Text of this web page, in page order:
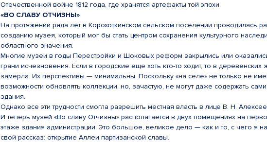
Отечественной войне 1812 года, где хранятся артефакты той эпохи.
«ВО СЛАВУ ОТЧИЗНЫ»
На протяжении ряда лет в Корохоткинском сельском поселении проводилась
созданию музея, который мог бы стать центром сохранения культурного
областного значения.
Многие музеи в годы Перестройки и Шоковых реформ закрылись или
грани исчезновения. Если в городские еще хоть кто-то ходит, то в деревенских
замерла. Их перспективы — минимальны. Поскольку «на селе» не только не
возможности обновлять коллекции, но, зачастую, не могут даже содержать сами
здания.
Однако все эти трудности смогла разрешить местная власть в лице В. Н.
И теперь музей «Во славу Отчизны» располагается в двух помещениях на
этаже здания администрации. Это большое, великое дело — как и то, с чего я
свой рассказ: открытие Аллеи партизанской славы.